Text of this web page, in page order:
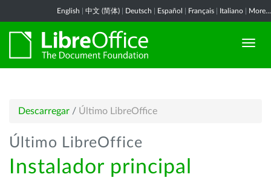
English 中文 (简体) Deutsch Español Français Italiano More...
Descarregar / Último LibreOffice
Último LibreOffice
Instalador principal